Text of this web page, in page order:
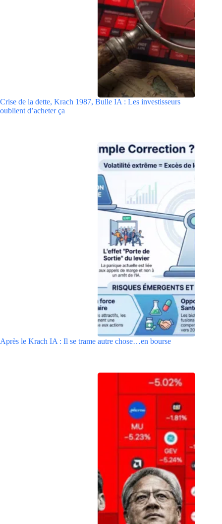
Crise de la dette, Krach 1987, Bulle IA : Les investisseurs
oublient d’acheter ça
Après le Krach IA : Il se trame autre chose…en bourse